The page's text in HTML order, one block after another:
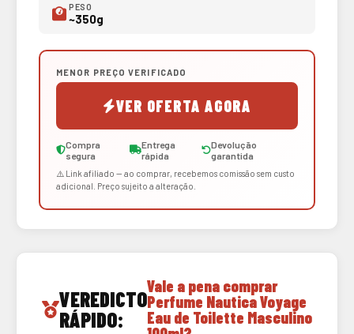
PESO
~350g
MENOR PREÇO VERIFICADO
VER OFERTA AGORA
Compra
segura
Entrega
rápida
Devolução
garantida
⚠️ Link afiliado — ao comprar, recebemos comissão sem custo
adicional. Preço sujeito a alteração.
VEREDICTO
RÁPIDO:
Vale a pena comprar
Perfume Nautica Voyage
Eau de Toilette Masculino